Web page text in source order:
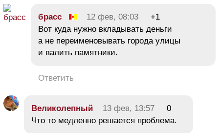
брасс 12 фев, 08:03
+1
Вот куда нужно вкладывать деньги
а не переименовывать города улицы
и валить памятники.
Ответить
Великолепный 13 фев, 13:57
0
Что то медленно решается проблема.